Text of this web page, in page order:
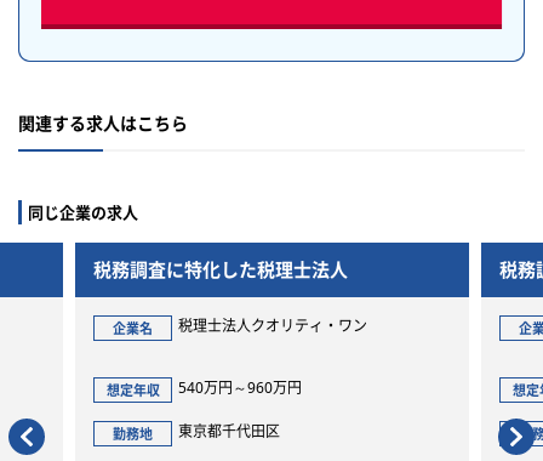
関連する求人はこちら
同じ企業の求人
に特化した税理士法人
税理士法人クオリティ・ワン
540万円～960万円
東京都千代田区
税務調査に特化した税
税理士法人ク
300万円～360
東京都千代田区